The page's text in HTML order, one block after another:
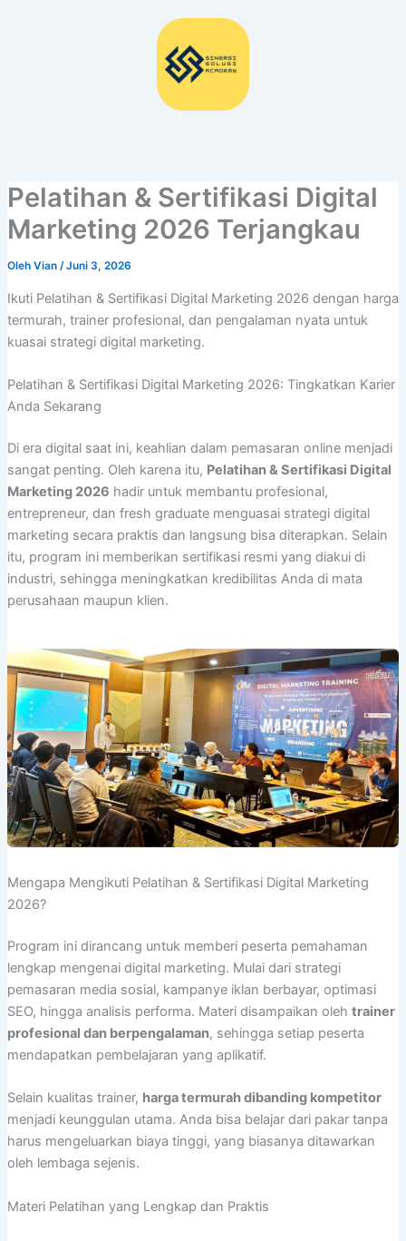
Pelatihan & Sertifikasi Digital
Marketing 2026 Terjangkau
Oleh Vian /Juni 3, 2026
Ikuti Pelatihan & Sertifikasi Digital Marketing 2026 dengan harga
termurah, trainer profesional, dan pengalaman nyata untuk
kuasai strategi digital marketing.
Pelatihan & Sertifikasi Digital Marketing 2026: Tingkatkan Karier
Anda Sekarang
Di era digital saat ini, keahlian dalam pemasaran online menjadi
sangat penting. Oleh karena itu, Pelatihan & Sertifikasi Digital
Marketing 2026 hadir untuk membantu profesional,
entrepreneur, dan fresh graduate menguasai strategi digital
marketing secara praktis dan langsung bisa diterapkan. Selain
itu, program ini memberikan sertifikasi resmi yang diakui di
industri, sehingga meningkatkan kredibilitas Anda di mata
perusahaan maupun klien.
Mengapa Mengikuti Pelatihan & Sertifikasi Digital Marketing
2026?
Program ini dirancang untuk memberi peserta pemahaman
lengkap mengenai digital marketing. Mulai dari strategi
pemasaran media sosial, kampanye iklan berbayar, optimasi
SEO, hingga analisis performa. Materi disampaikan oleh trainer
profesional dan berpengalaman, sehingga setiap peserta
mendapatkan pembelajaran yang aplikatif.
Selain kualitas trainer, harga termurah dibanding kompetitor
menjadi keunggulan utama. Anda bisa belajar dari pakar tanpa
harus mengeluarkan biaya tinggi, yang biasanya ditawarkan
oleh lembaga sejenis.
Materi Pelatihan yang Lengkap dan Praktis